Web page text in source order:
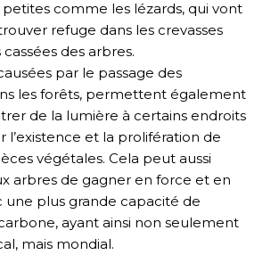
comme les lézards, qui vont
refuge dans les crevasses
des arbres.
par le passage des
les forêts, permettent également
de la lumière à certains endroits
l’existence et la prolifération de
végétales. Cela peut aussi
arbres de gagner en force et en
une plus grande capacité de
ayant ainsi non seulement
mais mondial.